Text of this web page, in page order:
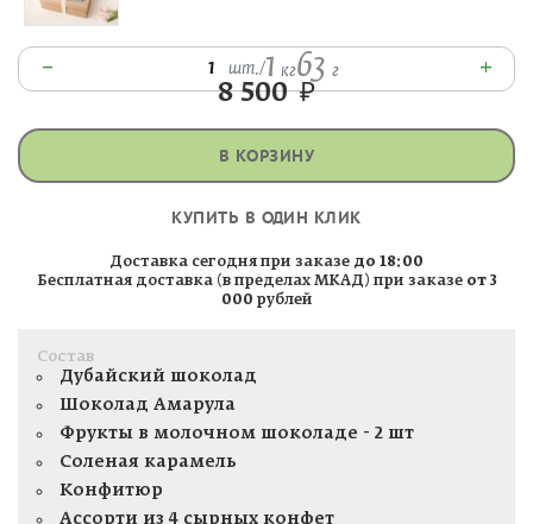
– 1 шт./1 кг63 г +
8 500₽
В КОРЗИНУ
КУПИТЬ В ОДИН КЛИК
Доставка сегодня при заказе до 18:00
Бесплатная доставка (в пределах МКАД) при заказе от 3
000 рублей
Состав
Дубайский шоколад
Шоколад Амарула
Фрукты в молочном шоколаде - 2 шт
Соленая карамель
Конфитюр
Ассорти из 4 сырных конфет